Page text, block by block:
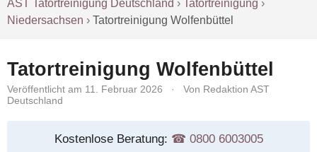
AST Tatortreinigung Deutschland ›Tatortreinigung ›
Niedersachsen ›Tatortreinigung Wolfenbüttel
Tatortreinigung Wolfenbüttel
Veröffentlicht am 11. Februar 2026 ·
Von Redaktion AST
Deutschland
Kostenlose Beratung: ☎︎ 0800 6003005